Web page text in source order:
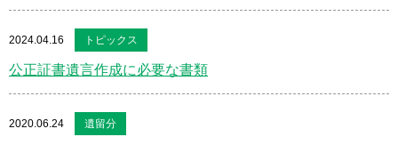
2024.04.16 トピックス
公正証書遺言作成に必要な書類
2020.06.24 遺留分